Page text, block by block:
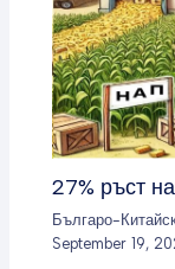
27% ръст
Българо-
September 19,